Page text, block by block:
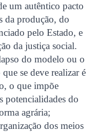
um autêntico pacto
da produção, do
pelo Estado, e
da justiça social.
do modelo ou o
se deve realizar é
o que impõe
potencialidades do
agrária;
dos meios